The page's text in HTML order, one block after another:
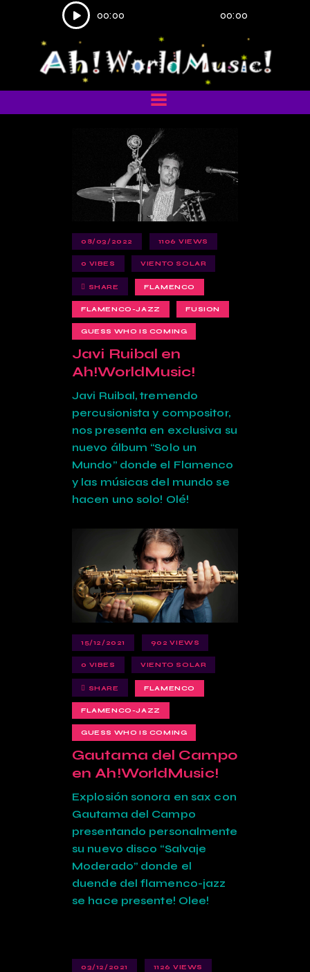
Reproductor
de
audio
00:00 00:00
08/03/2022 1106 VIEWS
0 VIBES VIENTO SOLAR
SHARE FLAMENCO
FLAMENCO-JAZZ FUSION
GUESS WHO IS COMING
Javi Ruibal en
Ah!WorldMusic!
Javi Ruibal, tremendo
percusionista y compositor,
nos presenta en exclusiva su
nuevo álbum “Solo un
Mundo” donde el Flamenco
y las músicas del mundo se
hacen uno solo! Olé!
15/12/2021 902 VIEWS
0 VIBES VIENTO SOLAR
SHARE FLAMENCO
FLAMENCO-JAZZ
GUESS WHO IS COMING
Gautama del Campo
en Ah!WorldMusic!
Explosión sonora en sax con
Gautama del Campo
presentando personalmente
su nuevo disco “Salvaje
Moderado” donde el
duende del flamenco-jazz
se hace presente! Olee!
03/12/2021 1126 VIEWS